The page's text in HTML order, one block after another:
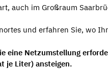
auch im Großraum
und erfahren Sie, wo
eine Netzumstellung
je Liter) ansteigen.